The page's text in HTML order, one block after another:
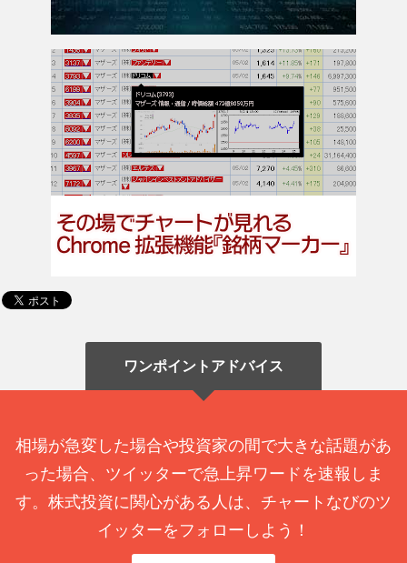
ワンポイントアドバイス
相場が急変した場合や投資家の間で大きな話題があ
った場合、ツイッターで急上昇ワードを速報しま
す。株式投資に関心がある人は、チャートなびのツ
イッターをフォローしよう！